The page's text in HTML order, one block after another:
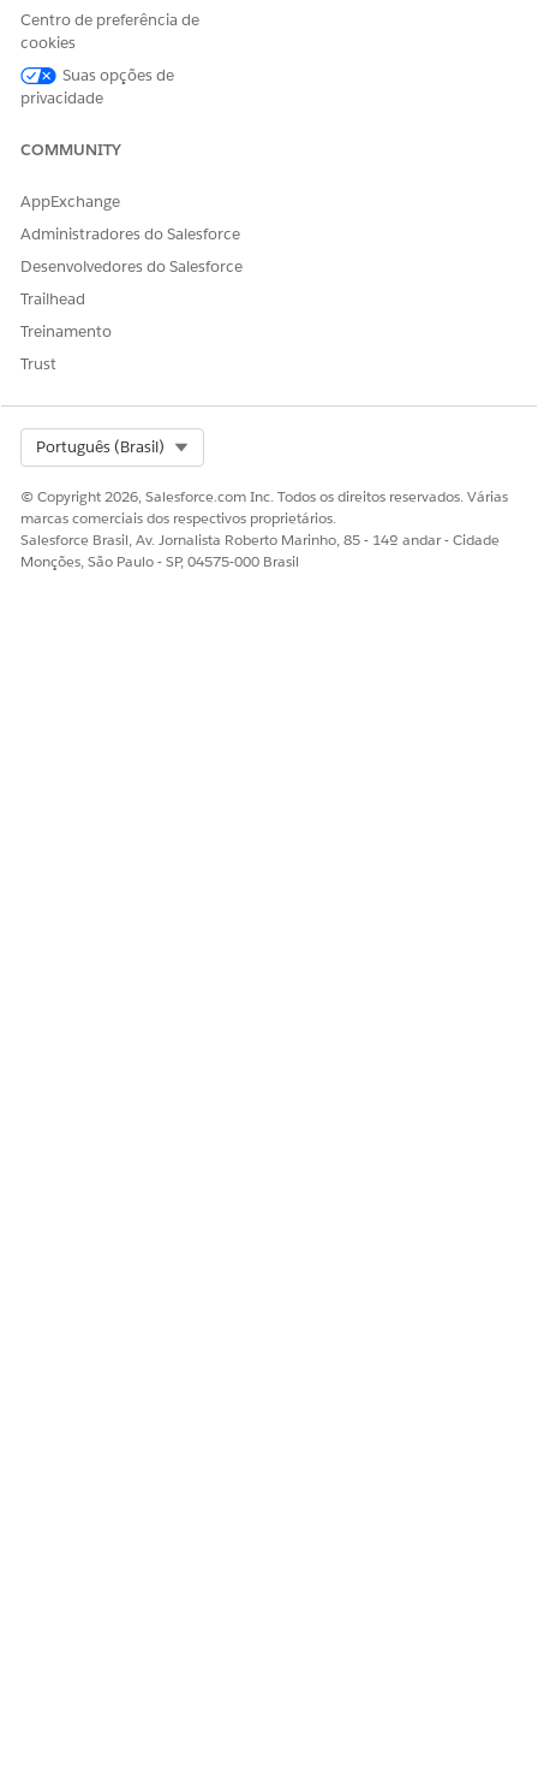
Em Configuração, insira Pacotes instalados na caixa Busca
rápida e selecione
Na seção Pacotes instalados, selecione Bots do
para Financial Services Cloud
Sim
Centro de preferência de
cookies
Suas opções de
privacidade
COMMUNITY
AppExchange
Administradores do Salesforce
Desenvolvedores do Salesforce
Trailhead
Treinamento
Trust
Português (Brasil)
© Copyright 2026, Salesforce.com Inc. Todos os direitos reservados. Várias
marcas comerciais dos respectivos proprietários.
Salesforce Brasil, Av. Jornalista Roberto Marinho, 85 - 14º andar - Cidade
Monções, São Paulo - SP, 04575-000 Brasil